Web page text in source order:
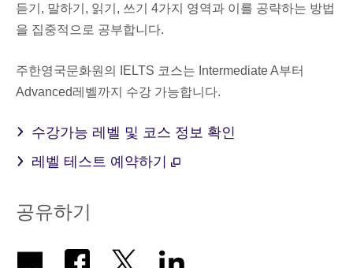
듣기, 말하기, 읽기, 쓰기 4가지 영역과 이를 공략하는 방법
을 집중적으로 공부합니다.
주한영국문화원의 IELTS 코스는 Intermediate A부터
Advanced레벨까지 수강 가능합니다.
수강가능 레벨 및 코스 정보 확인
레벨 테스트 예약하기
공유하기